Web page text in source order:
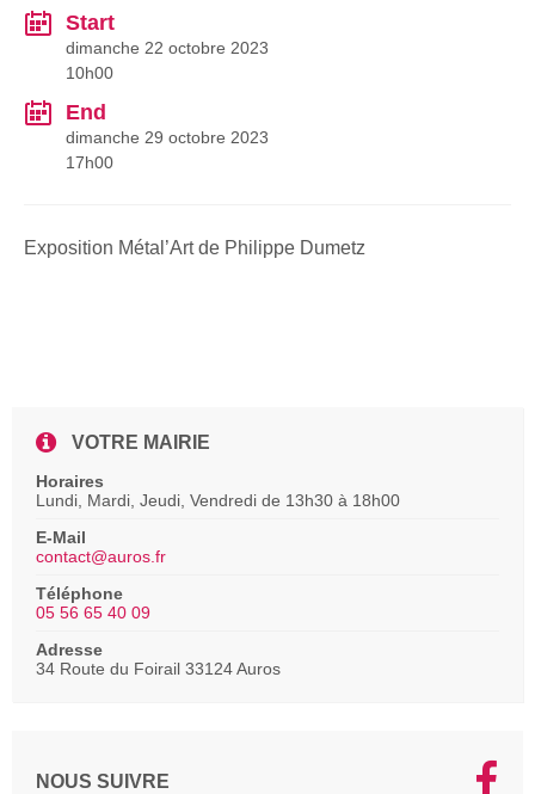
Start
dimanche 22 octobre 2023
10h00
End
dimanche 29 octobre 2023
17h00
Exposition Métal’Art de Philippe Dumetz
VOTRE MAIRIE
Horaires
Lundi, Mardi, Jeudi, Vendredi de 13h30 à 18h00
E-Mail
contact@auros.fr
Téléphone
05 56 65 40 09
Adresse
34 Route du Foirail 33124 Auros
NOUS SUIVRE